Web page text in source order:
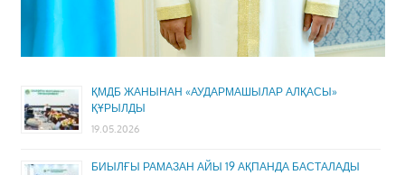
ҚМДБ ЖАНЫНАН «АУДАРМАШЫЛАР АЛҚАСЫ»
ҚҰРЫЛДЫ
19.05.2026
БИЫЛҒЫ РАМАЗАН АЙЫ 19 АҚПАНДА БАСТАЛАДЫ